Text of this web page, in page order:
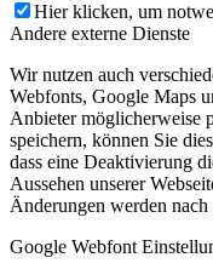
Hier klicken, um
Andere externe Dienste
Wir nutzen auch
Webfonts, Google Maps
Anbieter möglicherweise
speichern, können Sie
dass eine Deaktivierung
Aussehen unserer
Änderungen werden
Google Webfont